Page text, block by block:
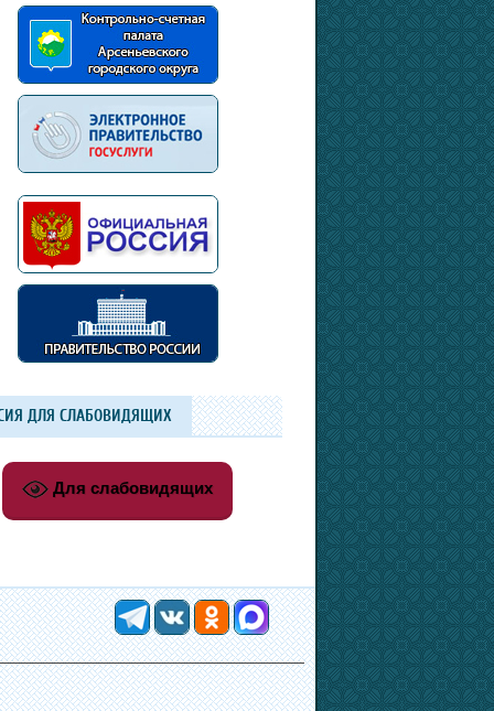
ДЛЯ СЛАБОВИДЯЩИХ
Для слабовидящих